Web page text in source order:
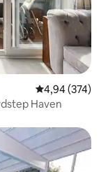
Gemiddelde
4,94 (374)
Haven